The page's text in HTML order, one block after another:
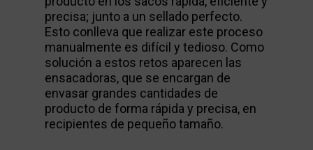
precisa; junto a un sellado perfecto.
Esto conlleva que realizar este proceso
manualmente es difícil y tedioso. Como
solución a estos retos aparecen las
ensacadoras, que se encargan de
envasar grandes cantidades de
producto de forma rápida y precisa, en
recipientes de pequeño tamaño.